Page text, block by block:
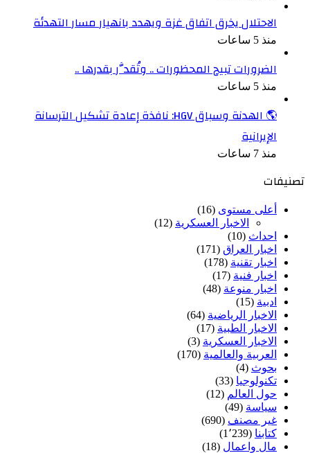
الاحتلال يخرق اتفاق غزة ويهدد بانهيار مسار التهدئة
منذ 5 ساعات
الضرورات تبيح المحظورات .. وتُقدَّر بقدرها ..
منذ 5 ساعات
🌎 الهدنة وسباق HGV: نافذة إعادة تشكيل الترسانة
الإيرانية
منذ 7 ساعات
تصنيفات
أعلى مستوى (16)
الاخبار العسكرية (12)
احداث (10)
اخبار العراق (171)
اخبار تقنية (178)
اخبار فنية (17)
اخبار منوعة (48)
ادبية (15)
الاخبار الرياضية (64)
الاخبار الطبية (17)
الاخبار العسكرية (3)
العربية والعالمية (170)
بحوث (4)
تكنولوجيا (33)
حول العالم (12)
سياسة (49)
غير مصنف (690)
كتابنا (1٬239)
مال واعمال (18)